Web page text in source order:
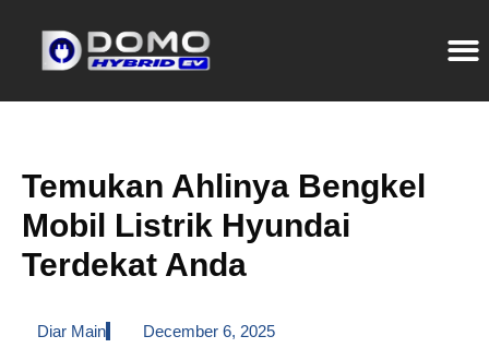
Temukan Ahlinya Bengkel
Mobil Listrik Hyundai
Terdekat Anda
Diar Main December 6, 2025